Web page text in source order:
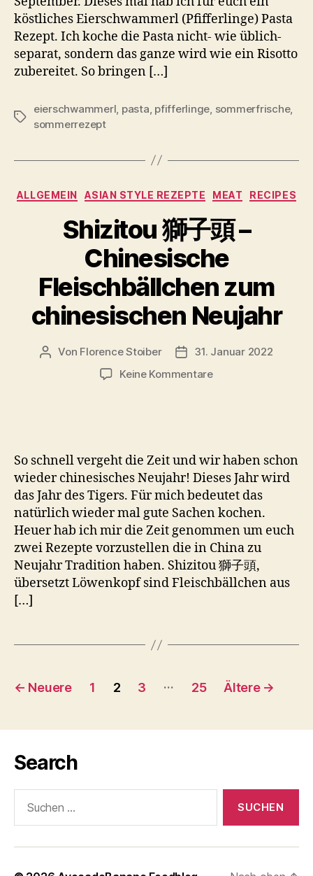
köstliches Eierschwammerl (Pfifferlinge) Pasta
Rezept. Ich koche die Pasta nicht- wie üblich-
separat, sondern das ganze wird wie ein Risotto
zubereitet. So bringen […]
Schlagwörter
eierschwammerl pasta pfifferlinge sommerfrische,
sommerrezept
Kategorien
ALLGEMEIN ASIAN STYLE REZEPTE MEAT RECIPES
Shizitou 獅子頭 –
Chinesische
Fleischbällchen zum
chinesischen Neujahr
Beitragsautor
Von Florence Stoiber Veröffentlichungsdatum
31. Januar 2022
Keine Kommentarezu
Chinesische
Fleischbällchen
zum
chinesischen
Neujahr
So schnell vergeht die Zeit und wir haben schon
wieder chinesisches Neujahr! Dieses Jahr wird
das Jahr des Tigers. Für mich bedeutet das
natürlich wieder mal gute Sachen kochen.
Heuer hab ich mir die Zeit genommen um euch
zwei Rezepte vorzustellen die in China zu
Neujahr Tradition haben. Shizitou 獅子頭,
übersetzt Löwenkopf sind Fleischbällchen aus
[…]
Seitennummerierung
Beiträge
← Neuere 1 2 3 … 25 Ältere →
Search
nach: